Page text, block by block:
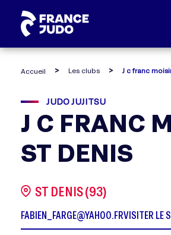
Accueil Les clubs
JUDO JUJITSU
J C FRANC
ST DENIS
ST DENIS (93)
FABIEN_FARGE@YAHOO.FRVISITER LE